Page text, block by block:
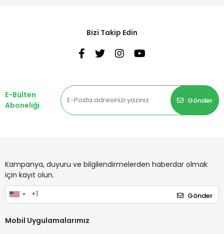
Bizi Takip Edin
E-Bülten
Aboneliği
Gönder
Kampanya, duyuru ve bilgilendirmelerden haberdar olmak
için kayıt olun.
Gönder
Mobil Uygulamalarımız